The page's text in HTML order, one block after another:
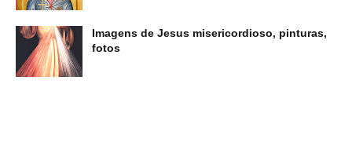
Imagens de Jesus misericordioso, pinturas,
fotos